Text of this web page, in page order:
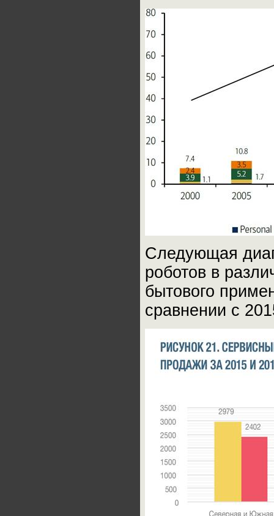
Следующая
роботов в
бытового
сравнении с